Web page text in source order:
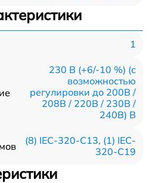
1
230 В (+6/-10 %) (с
возможностью
регулировки до 200В /
208В / 220В / 230В /
240В) В
(8) IEC-320-C13, (1) IEC-
320-C19